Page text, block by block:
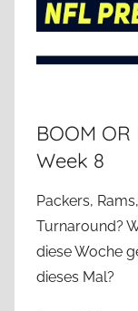
BOOM OR
Week 8
Packers,
Turnaround?
diese Woche
dieses Mal?